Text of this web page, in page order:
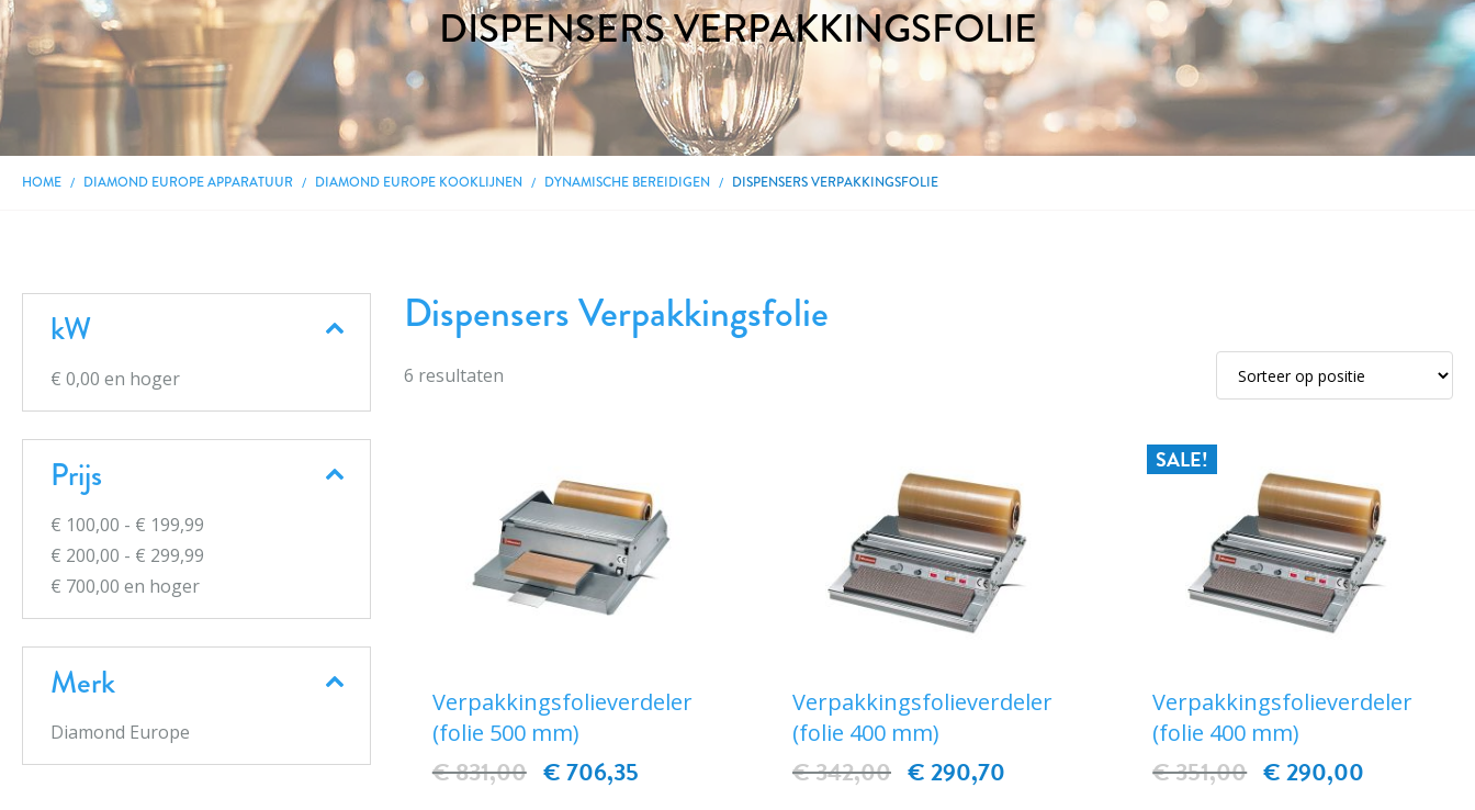
DISPENSERS VERPAKKINGSFOLIE
HOME DIAMOND EUROPE APPARATUUR DIAMOND EUROPE KOOKLIJNEN DYNAMISCHE BEREIDIGEN DISPENSERS VERPAKKINGSFOLIE
Dispensers Verpakkingsfolie
6 resultaten
Verpakkingsfolieverdeler
(folie 500 mm)
€ 706,35
€ 831,00
Verpakkingsfolieverdeler
(folie 400 mm)
€ 290,70
€ 342,00
SALE!
Verpakkingsfolieverdeler
(folie 400 mm)
€ 290,00
€ 351,00
kW
€ 0,00 en hoger
Prijs
€ 100,00 - € 199,99
€ 200,00 - € 299,99
€ 700,00 en hoger
Merk
Diamond Europe